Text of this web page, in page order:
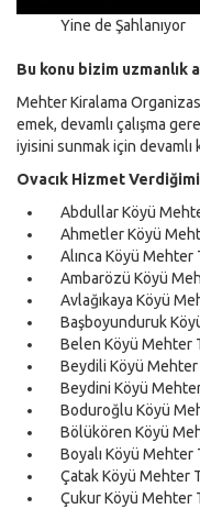
Yine de Şahlanıyor
Bu konu bizim uzmanlık
Mehter Kiralama
emek, devamlı çalışma
iyisini sunmak için
Ovacık Hizmet
Abdullar Köyü
Ahmetler Köyü
Alınca Köyü Mehter
Ambarözü Köyü
Avlağıkaya Köyü
Başboyunduruk
Belen Köyü Mehter
Beydili Köyü Mehter
Beydini Köyü Mehter
Boduroğlu Köyü
Bölükören Köyü
Boyalı Köyü Mehter
Çatak Köyü Mehter
Çukur Köyü Mehter